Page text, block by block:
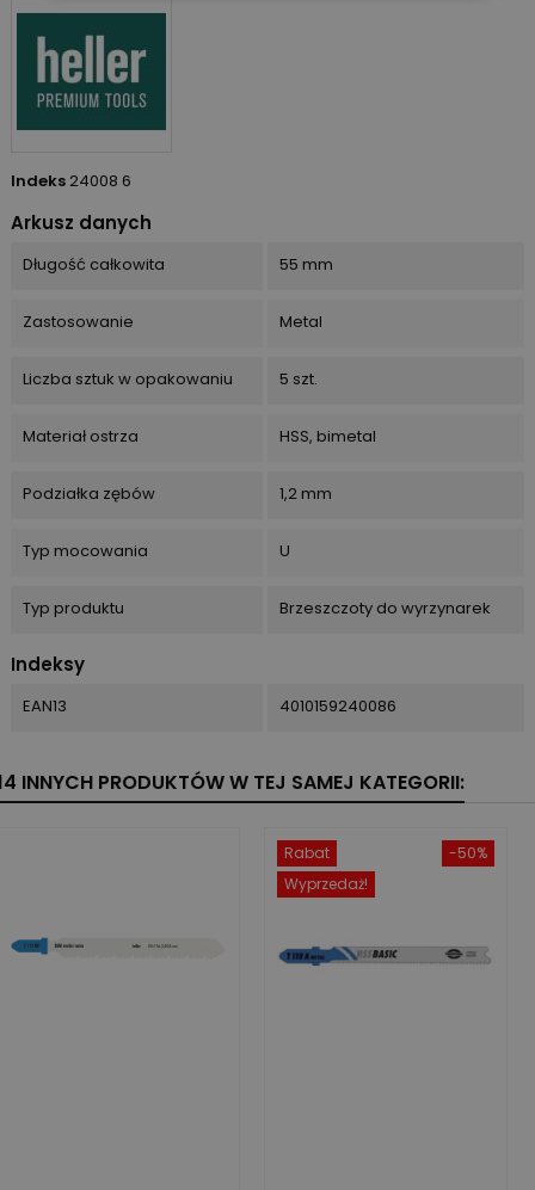
Indeks 24008 6
Arkusz danych
Długość całkowita 55 mm
Zastosowanie Metal
Liczba sztuk w opakowaniu 5 szt.
Materiał ostrza HSS, bimetal
Podziałka zębów 1,2 mm
Typ mocowania U
Typ produktu Brzeszczoty do wyrzynarek
Indeksy
EAN13 4010159240086
INNYCH PRODUKTÓW W TEJ SAMEJ KATEGORII:
-50%
Rabat
Wyprzedaż!